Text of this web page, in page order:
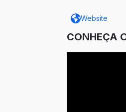
Website
CONHEÇA